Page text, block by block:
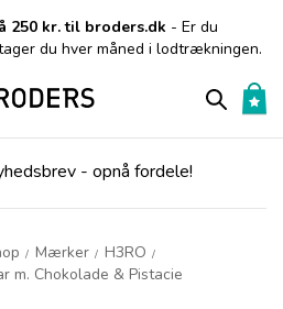
250 kr. til broders.dk - Er du
du hver måned i lodtrækningen.
- opnå fordele!
/ Mærker / H3RO /
m. Chokolade & Pistacie